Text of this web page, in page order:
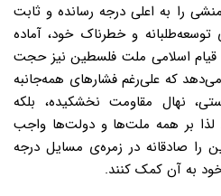
را به اعلی‌ درجه رسانده و ثابت
و خطرناک خود، آماده
اسلامی ملت فلسطین نیز حجت
که علی‌رغم فشارهای همه‌جانبه
نهال مقاومت نخشکیده، بلکه
لذا بر همه ملت‌ها و دولت‌ها واجب
را صادقانه در زمره‌ی مسایل درجه
به آن کمک کنند.